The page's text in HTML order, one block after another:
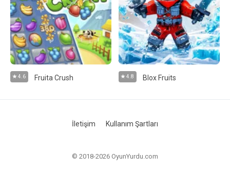
4.6 Fruita Crush 4.8 Blox Fruits
İletişim Kullanım Şartları
© 2018-2026 OyunYurdu.com